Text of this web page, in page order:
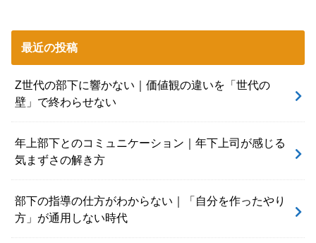
最近の投稿
Z世代の部下に響かない｜価値観の違いを「世代の
壁」で終わらせない
年上部下とのコミュニケーション｜年下上司が感じる
気まずさの解き方
部下の指導の仕方がわからない｜「自分を作ったやり
方」が通用しない時代